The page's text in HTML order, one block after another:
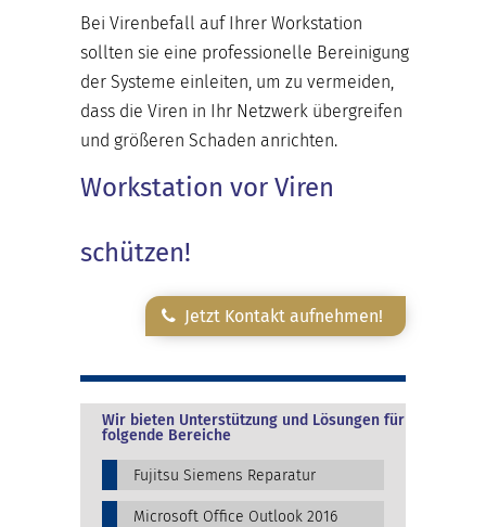
Bei Virenbefall auf Ihrer Workstation
sollten sie eine professionelle Bereinigung
der Systeme einleiten, um zu vermeiden,
dass die Viren in Ihr Netzwerk übergreifen
und größeren Schaden anrichten.
Workstation vor Viren
schützen!
Jetzt Kontakt aufnehmen!
Wir bieten Unterstützung und Lösungen für
folgende Bereiche
Fujitsu Siemens Reparatur
Microsoft Office Outlook 2016